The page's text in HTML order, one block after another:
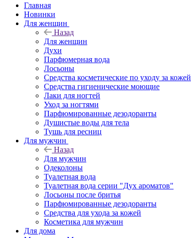
Главная
Новинки
Для женщин
Назад
Для женщин
Духи
Парфюмерная вода
Лосьоны
Средства косметические по уходу за кожей
Средства гигиенические моющие
Лаки для ногтей
Уход за ногтями
Парфюмированные дезодоранты
Душистые воды для тела
Тушь для ресниц
Для мужчин
Назад
Для мужчин
Одеколоны
Туалетная вода
Туалетная вода серии "Дух ароматов"
Лосьоны после бритья
Парфюмированные дезодоранты
Средства для ухода за кожей
Косметика для мужчин
Для дома